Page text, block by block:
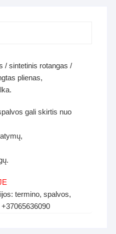
/ sintetinis rotangas /
plienas,
gali skirtis nuo
termino, spalvos,